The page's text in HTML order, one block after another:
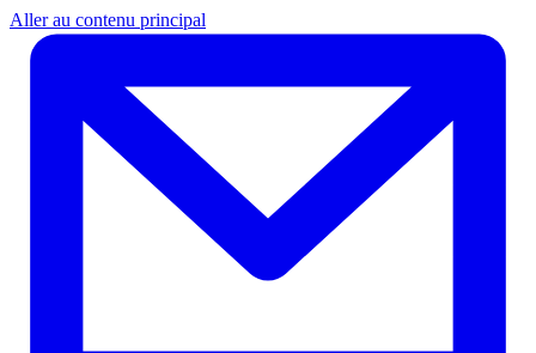
Aller au contenu principal